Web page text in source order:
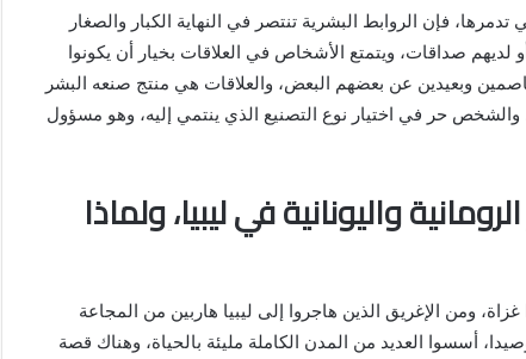
فإن الروابط البشرية تنتصر في النهاية الكبار والصغار
لديهم صداقات، ويتمتع الأشخاص في العلاقات بخيار أن يكونوا
وبعيدين عن بعضهم البعض، والعلاقات هي منتج صنعه البشر
حر في اختيار نوع التصنيع الذي ينتمي إليه، وهو مسؤول
واليونانية في ليبيا، ولماذا
غزاة، ومن الإغريق الذين هاجروا إلى ليبيا هاربين من المجاعة
أسسوا العديد من المدن الكاملة مليئة بالحياة، وهناك قصة